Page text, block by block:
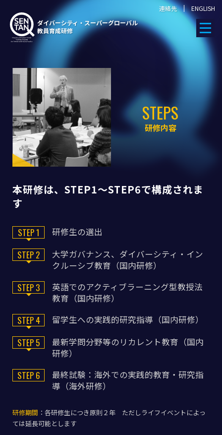
ダイバーシティ・スーパーグローバル
教員育成研修
連絡先 ENGLISH
STEPS
研修内容
本研修は、STEP1〜STEP6で構成されま
す
STEP 1 研修生の選出
STEP 2
大学ガバナンス、ダイバーシティ・イン
クルーシブ教育（国内研修）
STEP 3
英語でのアクティブラーニング型教授法
教育（国内研修）
STEP 4 留学生への実践的研究指導（国内研修）
STEP 5
最新学問分野等のリカレント教育（国内
研修）
STEP 6
最終試験：海外での実践的教育・研究指
導（海外研修）
研修期間 ：各研修生につき原則２年 ただしライフイベントによっ
ては延長可能とします